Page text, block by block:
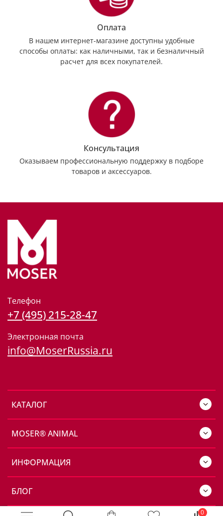
Оплата
В нашем интернет-магазине доступны удобные
способы оплаты: как наличными, так и безналичный
расчет для всех покупателей.
Консультация
Оказываем профессиональную поддержку в подборе
товаров и аксессуаров.
КАТАЛОГ
MOSER® ANIMAL
ИНФОРМАЦИЯ
БЛОГ
Телефон
+7 (495) 215-28-47
Электронная почта
info@MoserRussia.ru
0